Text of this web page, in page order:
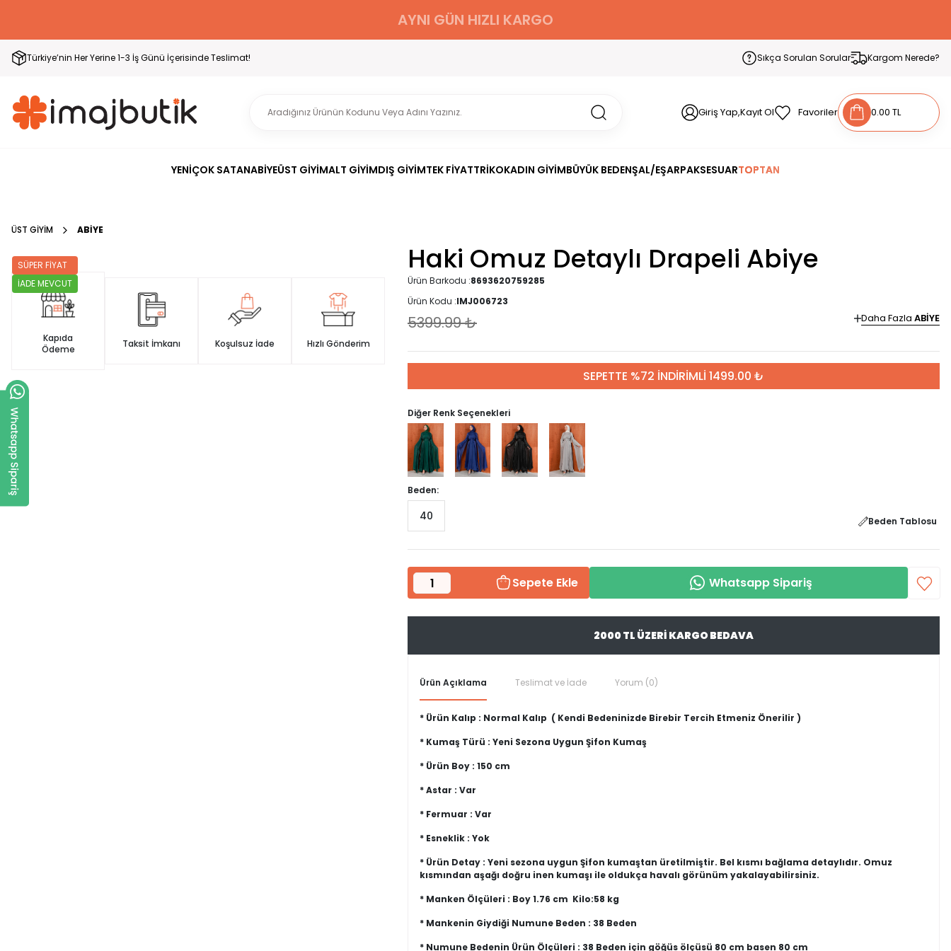
AYNI GÜN HIZLI KARGO
Türkiye’nin Her Yerine 1-3 İş Günü İçerisinde Teslimat! Sıkça Sorulan Sorular Kargom Nerede?
Giriş Yap,Kayıt Ol Favoriler 0.00 TL
YENİÇOK SATANABİYEÜST GİYİMALT GİYİMDIŞ GİYİMTEK FİYATTRİKOKADIN GİYİMBÜYÜK BEDENŞAL/EŞARPAKSESUARTOPTAN
ÜST GİYİM ABİYE
SÜPER FİYAT
İADE MEVCUT
Kapıda
Ödeme
Taksit İmkanı Koşulsuz İade Hızlı Gönderim
Haki Omuz Detaylı Drapeli Abiye
Ürün Barkodu :8693620759285
Ürün Kodu :IMJ006723
5399.99₺ Daha Fazla ABİYE
SEPETTE %72 İNDİRİMLİ 1499.00 ₺
Diğer Renk Seçenekleri
Beden:
40 Beden Tablosu
Sepete Ekle Whatsapp Sipariş
2000 TL ÜZERİ KARGO BEDAVA
Ürün Açıklama Teslimat ve İade Yorum (0)
* Ürün Kalıp : Normal Kalıp ( Kendi Bedeninizde Birebir Tercih Etmeniz Önerilir )
* Kumaş Türü : Yeni Sezona Uygun Şifon Kumaş
* Ürün Boy : 150 cm
* Astar : Var
* Fermuar : Var
* Esneklik : Yok
* Ürün Detay : Yeni sezona uygun Şifon kumaştan üretilmiştir. Bel kısmı bağlama detaylıdır. Omuz
kısmından aşağı doğru inen kumaşı ile oldukça havalı görünüm yakalayabilirsiniz.
* Manken Ölçüleri : Boy 1.76 cm Kilo:58 kg
* Mankenin Giydiği Numune Beden : 38 Beden
* Numune Bedenin Ürün Ölçüleri : 38 Beden için göğüs ölçüsü 80 cm basen 80 cm